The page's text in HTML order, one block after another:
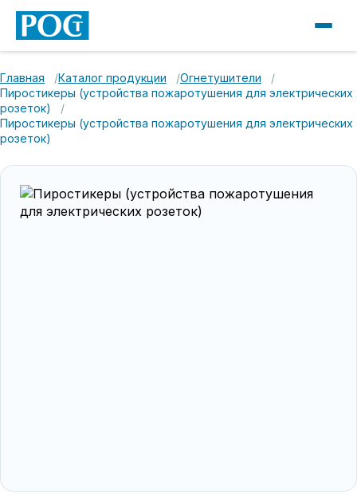
Главная Каталог продукции
Огнетушители
Пиростикеры (устройства пожаротушения для электрических
розеток)
Пиростикеры (устройства пожаротушения для электрических
розеток)